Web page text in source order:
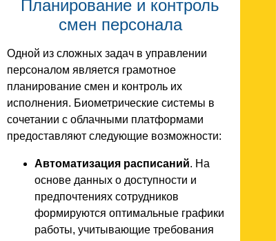
Планирование и контроль
смен персонала
Одной из сложных задач в управлении
персоналом является грамотное
планирование смен и контроль их
исполнения. Биометрические системы в
сочетании с облачными платформами
предоставляют следующие возможности:
Автоматизация расписаний. На
основе данных о доступности и
предпочтениях сотрудников
формируются оптимальные графики
работы, учитывающие требования